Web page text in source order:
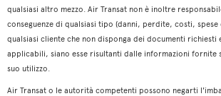
qualsiasi altro mezzo. Air Transat non è inoltre
conseguenze di qualsiasi tipo (danni, perdite, costi, spese
qualsiasi cliente che non disponga dei documenti richiesti
applicabili, siano esse risultanti dalle informazioni fornite
suo utilizzo.
Air Transat o le autorità competenti possono negarti